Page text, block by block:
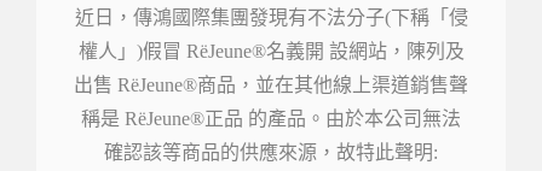
近日，傳鴻國際集團發現有不法分子(下稱「侵
權人」)假冒 RëJeune®名義開 設網站，陳列及
出售 RëJeune®商品，並在其他線上渠道銷售聲
稱是 RëJeune®正品 的產品。由於本公司無法
確認該等商品的供應來源，故特此聲明: